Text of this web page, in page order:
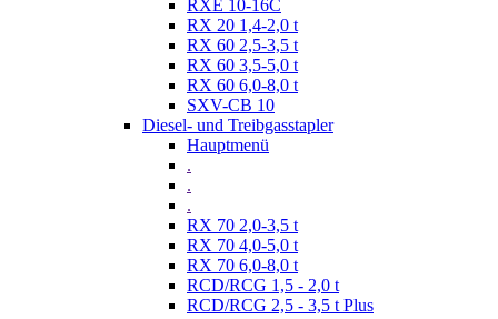
RXE 10-16C
RX 20 1,4-2,0 t
RX 60 2,5-3,5 t
RX 60 3,5-5,0 t
RX 60 6,0-8,0 t
SXV-CB 10
Diesel- und Treibgasstapler
Hauptmenü
.
.
.
RX 70 2,0-3,5 t
RX 70 4,0-5,0 t
RX 70 6,0-8,0 t
RCD/RCG 1,5 - 2,0 t
RCD/RCG 2,5 - 3,5 t Plus